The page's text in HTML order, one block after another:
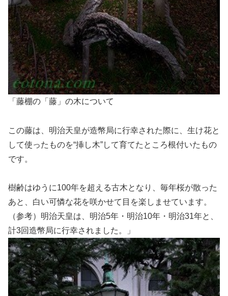
「藤棚の「藤」の木について
この藤は、明治天皇が造幣局に行幸された際に、生け花と
して使ったものを“挿し木”して育てたところ根付いたもの
です。
樹齢はゆうに100年を超える古木となり、毎年桜が散った
あと、白い可憐な花を咲かせて目を楽しませています。
（参考）明治天皇は、明治5年・明治10年・明治31年と、
計3回造幣局に行幸されました。」